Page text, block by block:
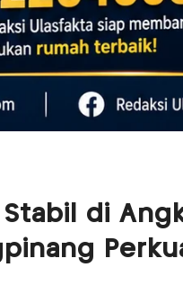
Stabil di